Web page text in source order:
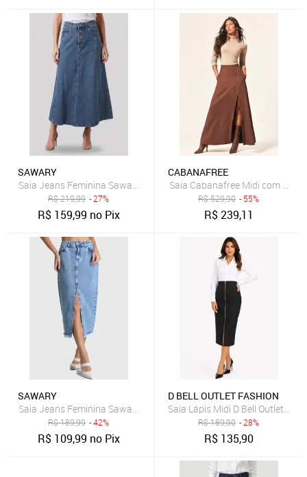
SAWARY
Saia Jeans Feminina Sawary Longa Cintura Alta Azul
R$219,99 - 27%
R$ 159,99 no Pix
CABANAFREE
Saia Cabanafree Midi com
R$529,90 - 55%
R$239,11
SAWARY
Saia Jeans Feminina Sawary Midi Fenda Azul Claro
R$189,99 - 42%
R$ 109,99 no Pix
D BELL OUTLET FASHION
Saia Lápis Midi D Bell Outlet
R$189,90 - 28%
R$ 135,90